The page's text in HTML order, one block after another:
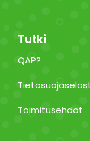
Tutki
QAP?
Toimitusehdot